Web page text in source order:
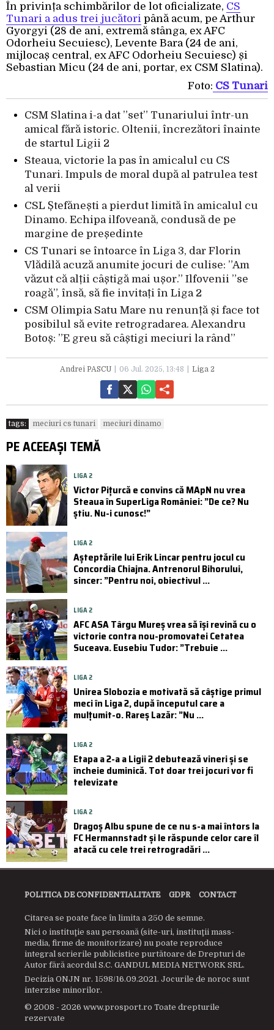
În privința schimbărilor de lot oficializate, CS
Tunari a adus trei jucători până acum, pe Arthur
Gyorgyi (28 de ani, extremă stânga, ex AFC
Odorheiu Secuiesc), Levente Bara (24 de ani,
mijlocaș central, ex AFC Odorheiu Secuiesc) și
Sebastian Micu (24 de ani, portar, ex CSM Slatina).
Foto: CS Tunari
CSM Slatina i-a dat ”set” Tunariului într-un
amical fără istoric. Oltenii, încrezători înainte
de startul Ligii 2
Steaua, victorie la pas în amicalul cu CS
Tunari. Impuls de moral după al patrulea test
al verii
CSL Ștefănești a pierdut limită în amicalul cu
Dinamo. Echipa ilfoveană, condusă de pe
margine de președinte
CS Tunari se întoarce în Liga 3, dar Florin
Vlădilă acuză anumite jocuri de culise: ”Am
văzut că alții câștigă mai ușor.” Ilfovenii ”se
roagă”, însă, să fie invitați în Liga 2
CSM Olimpia Satu Mare nu renunță și face tot
posibilul să evite retrogradarea. Alexandru
Botoș: ”E greu să câștigi meciuri la rând”
Andrei PASCU 06 Jul. 2025, 13:48 Liga 2
tags: meciuri cs tunari meciuri dinamo
PE ACEEAȘI TEMĂ
LIGA 2
Victor Pițurcă e convins că MApN nu vrea
Steaua în SuperLiga României: ”De ce? Nu
știu. Nu-i cunosc!”
LIGA 2
Așteptările lui Erik Lincar pentru jocul cu
Concordia Chiajna. Antrenorul Bihorului,
sincer: ”Pentru noi, obiectivul ...
LIGA 2
AFC ASA Târgu Mureș vrea să își revină cu o
victorie contra nou-promovatei Cetatea
Suceava. Eusebiu Tudor: ”Trebuie ...
LIGA 2
Unirea Slobozia e motivată să câștige primul
meci în Liga 2, după începutul care a
mulțumit-o. Rareș Lazăr: ”Nu ...
LIGA 2
Etapa a 2-a a Ligii 2 debutează vineri și se
încheie duminică. Tot doar trei jocuri vor fi
televizate
LIGA 2
Dragoș Albu spune de ce nu s-a mai întors la
FC Hermannstadt și le răspunde celor care îl
atacă cu cele trei retrogradări ...
POLITICA DE CONFIDENTIALITATE GDPR CONTACT
Citarea se poate face în limita a 250 de semne.
Nici o instituţie sau persoană (site-uri, instituţii mass-
media, firme de monitorizare) nu poate reproduce
integral scrierile publicistice purtătoare de Drepturi de
Autor fără acordul S.C. GANDUL MEDIA NETWORK SRL.
Decizia ONJN nr. 1598/16.09.2021. Jocurile de noroc sunt
interzise minorilor.
© 2008 - 2026 www.prosport.ro Toate drepturile
rezervate